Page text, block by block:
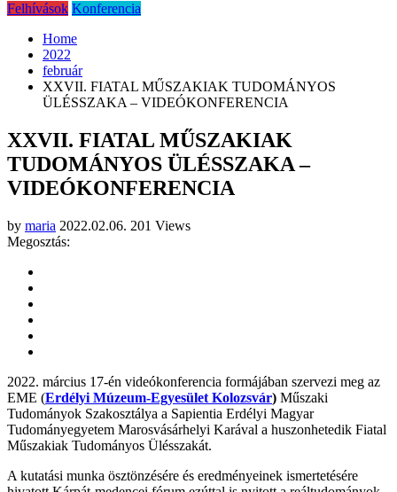
Felhívások Konferencia
Home
2022
február
XXVII. FIATAL MŰSZAKIAK TUDOMÁNYOS
ÜLÉSSZAKA – VIDEÓKONFERENCIA
XXVII. FIATAL MŰSZAKIAK
TUDOMÁNYOS ÜLÉSSZAKA –
VIDEÓKONFERENCIA
by maria 2022.02.06. 201 Views
Megosztás:
2022. március 17-én videókonferencia formájában szervezi meg az
EME (Erdélyi Múzeum-Egyesület Kolozsvár) Műszaki
Tudományok Szakosztálya a Sapientia Erdélyi Magyar
Tudományegyetem Marosvásárhelyi Karával a huszonhetedik Fiatal
Műszakiak Tudományos Ülésszakát.
A kutatási munka ösztönzésére és eredményeinek ismertetésére